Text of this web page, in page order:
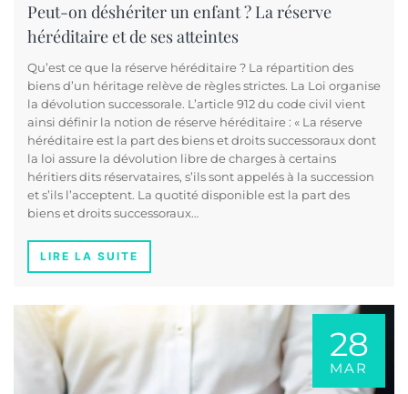
Peut-on déshériter un enfant ? La réserve
héréditaire et de ses atteintes
Qu’est ce que la réserve héréditaire ? La répartition des
biens d’un héritage relève de règles strictes. La Loi organise
la dévolution successorale. L’article 912 du code civil vient
ainsi définir la notion de réserve héréditaire : « La réserve
héréditaire est la part des biens et droits successoraux dont
la loi assure la dévolution libre de charges à certains
héritiers dits réservataires, s’ils sont appelés à la succession
et s’ils l’acceptent. La quotité disponible est la part des
biens et droits successoraux…
LIRE LA SUITE
28
MAR